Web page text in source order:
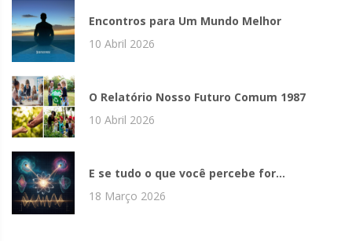
Encontros para Um Mundo Melhor
10 Abril 2026
O Relatório Nosso Futuro Comum 1987
10 Abril 2026
E se tudo o que você percebe for...
18 Março 2026